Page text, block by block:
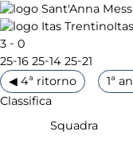
3 - 0
25-16 25-14 25-21
◀ 4ª ritorno
1ª
Classifica
Squadra